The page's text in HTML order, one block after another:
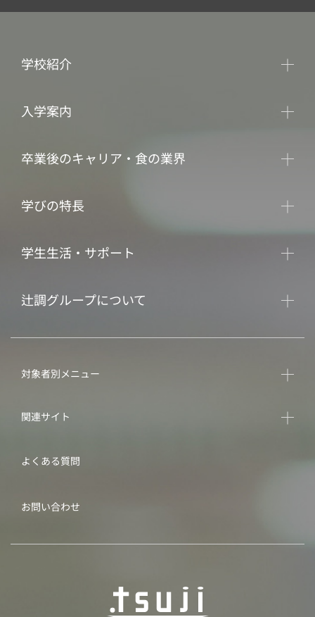
学校紹介
入学案内
卒業後のキャリア・食の業界
学びの特長
学生生活・サポート
辻調グループについて
対象者別メニュー
関連サイト
よくある質問
お問い合わせ